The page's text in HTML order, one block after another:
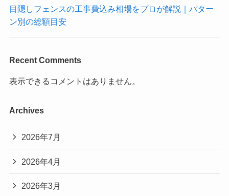
目隠しフェンスの工事費込み相場をプロが解説｜パター
ン別の総額目安
Recent Comments
表示できるコメントはありません。
Archives
2026年7月
2026年4月
2026年3月